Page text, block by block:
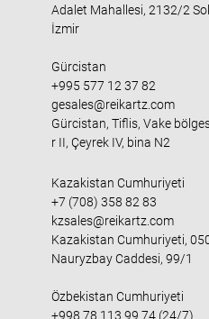
Adalet Mahallesi, 2132/2
İzmir
Gürcistan
+995 577 12 37 82
gesales@reikartz.com
Gürcistan, Tiflis, Vake
r II, Çeyrek IV, bina N2
Kazakistan Cumhuriyeti
+7 (708) 358 82 83
kzsales@reikartz.com
Kazakistan Cumhuriyeti,
Nauryzbay Caddesi, 99/1
Özbekistan Cumhuriyeti
+998 78 113 99 74 (24/7)